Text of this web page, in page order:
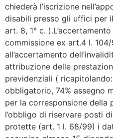
chiederà l’iscrizione
disabili presso gli uffici per
art. 8, 1° c.
commissione ex art.4 l.
all’accertamento
attribuzione delle
previdenziali (
obbligatorio, 74% assegno
per la corresponsione della
l’obbligo di riservare posti
protette (art. 1 l. 68/99) i